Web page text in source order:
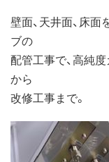
壁面、天井面、床
ブの
配管工事で、高純
から
改修工事まで。